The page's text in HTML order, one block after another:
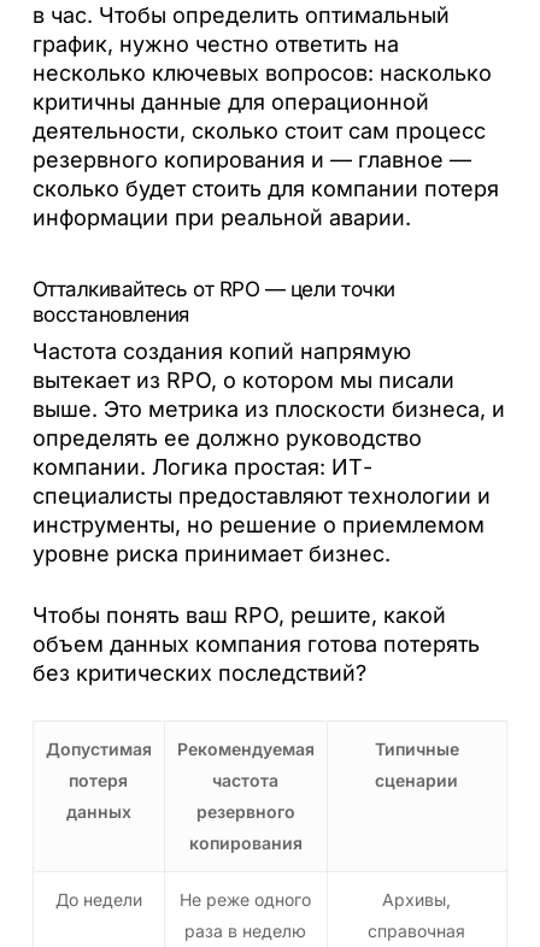
в час. Чтобы определить оптимальный
график, нужно честно ответить на
несколько ключевых вопросов: насколько
критичны данные для операционной
деятельности, сколько стоит сам процесс
резервного копирования и — главное —
сколько будет стоить для компании потеря
информации при реальной аварии.
Отталкивайтесь от RPO — цели точки
восстановления
Частота создания копий напрямую
вытекает из RPO, о котором мы писали
выше. Это метрика из плоскости бизнеса, и
определять ее должно руководство
компании. Логика простая: ИТ-
специалисты предоставляют технологии и
инструменты, но решение о приемлемом
уровне риска принимает бизнес.
Чтобы понять ваш RPO, решите, какой
объем данных компания готова потерять
без критических последствий?
Допустимая
потеря
данных
Рекомендуемая
частота
резервного
копирования
Типичные
сценарии
До недели
Не реже одного
раза в неделю
Архивы,
справочная